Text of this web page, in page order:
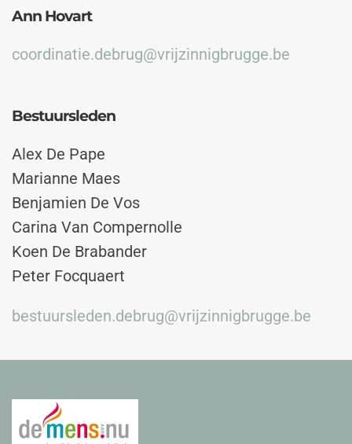
Ann Hovart
coordinatie.debrug@vrijzinnigbrugge.be
Bestuursleden
Alex De Pape
Marianne Maes
Benjamien De Vos
Carina Van Compernolle
Koen De Brabander
Peter Focquaert
bestuursleden.debrug@vrijzinnigbrugge.be